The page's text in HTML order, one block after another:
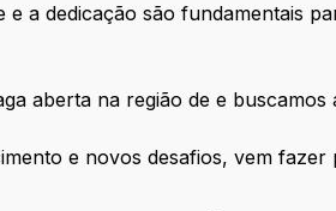
e a dedicação são fundamentais
aberta na região dee buscamos
e novos desafios, vem fazer